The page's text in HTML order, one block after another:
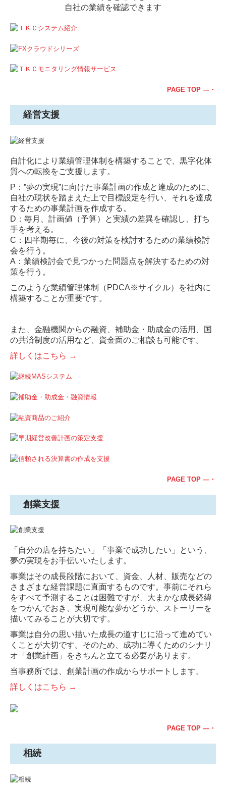
自社の業績を確認できます
PAGE TOP ―・
経営支援
自計化により業績管理体制を構築することで、黒字化体
質への転換をご支援します。
P：”夢の実現”に向けた事業計画の作成と達成のために、
自社の現状を踏まえた上で目標設定を行い、それを達成
するための事業計画を作成する。
D：毎月、計画値（予算）と実績の差異を確認し、打ち
手を考える。
C：四半期毎に、今後の対策を検討するための業績検討
会を行う。
A：業績検討会で見つかった問題点を解決するための対
策を行う。
このような業績管理体制（PDCA※サイクル）を社内に
構築することが重要です。
また、金融機関からの融資、補助金・助成金の活用、国
の共済制度の活用など、資金面のご相談も可能です。
詳しくはこちら →
PAGE TOP ―・
創業支援
「自分の店を持ちたい」「事業で成功したい」という、
夢の実現をお手伝いいたします。
事業はその成長段階において、資金、人材、販売などの
さまざまな経営課題に直面するものです。事前にそれら
をすべて予測することは困難ですが、大まかな成長経緯
をつかんでおき、実現可能な夢かどうか、ストーリーを
描いてみることが大切です。
事業は自分の思い描いた成長の道すじに沿って進めてい
くことが大切です。そのため、成功に導くためのシナリ
オ「創業計画」をきちんと立てる必要があります。
当事務所では、創業計画の作成からサポートします。
詳しくはこちら →
PAGE TOP ―・
相続